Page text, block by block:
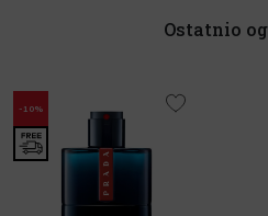
Ostatnio
-10%